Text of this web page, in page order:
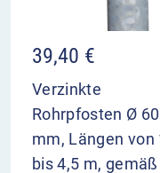
39,40 €
Verzinkte
Rohrpfosten Ø 60
mm, Längen von
bis 4,5 m, gemäß